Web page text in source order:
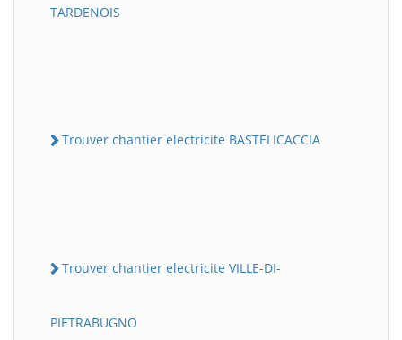
TARDENOIS
Trouver chantier electricite BASTELICACCIA
Trouver chantier electricite VILLE-DI-
PIETRABUGNO